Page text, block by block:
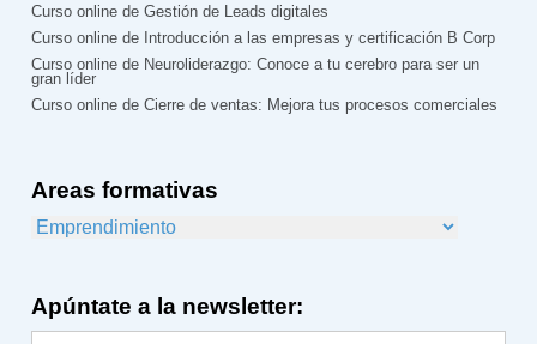
Curso online de Gestión de Leads digitales
Curso online de Introducción a las empresas y certificación B Corp
Curso online de Neuroliderazgo: Conoce a tu cerebro para ser un
gran líder
Curso online de Cierre de ventas: Mejora tus procesos comerciales
Areas formativas
Apúntate a la newsletter: